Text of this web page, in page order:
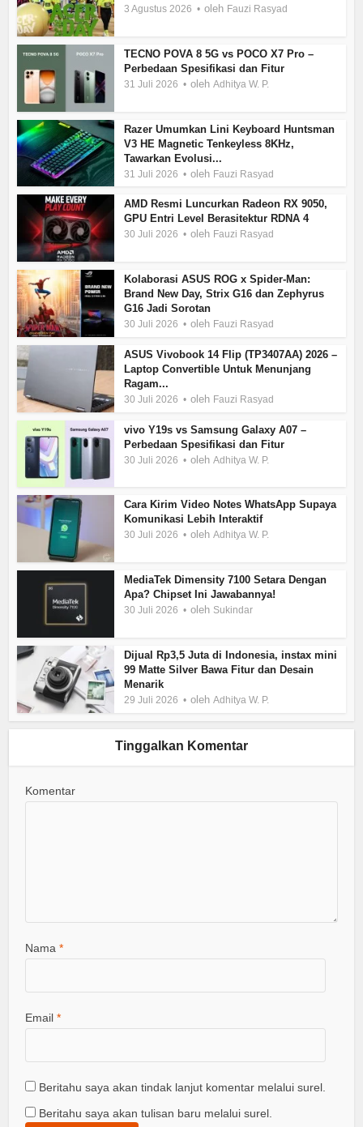
3 Agustus 2026 oleh Fauzi Rasyad
TECNO POVA 8 5G vs POCO X7 Pro –
Perbedaan Spesifikasi dan Fitur
31 Juli 2026 olehAdhitya W. P.
Razer Umumkan Lini Keyboard Huntsman
V3 HE Magnetic Tenkeyless 8KHz,
Tawarkan Evolusi...
31 Juli 2026 oleh Fauzi Rasyad
AMD Resmi Luncurkan Radeon RX 9050,
GPU Entri Level Berasitektur RDNA 4
30 Juli 2026 oleh Fauzi Rasyad
Kolaborasi ASUS ROG x Spider-Man:
Brand New Day, Strix G16 dan Zephyrus
G16 Jadi Sorotan
30 Juli 2026 oleh Fauzi Rasyad
ASUS Vivobook 14 Flip (TP3407AA) 2026 –
Laptop Convertible Untuk Menunjang
Ragam...
30 Juli 2026 oleh Fauzi Rasyad
vivo Y19s vs Samsung Galaxy A07 –
Perbedaan Spesifikasi dan Fitur
30 Juli 2026 olehAdhitya W. P.
Cara Kirim Video Notes WhatsApp Supaya
Komunikasi Lebih Interaktif
30 Juli 2026 olehAdhitya W. P.
MediaTek Dimensity 7100 Setara Dengan
Apa? Chipset Ini Jawabannya!
30 Juli 2026 oleh Sukindar
Dijual Rp3,5 Juta di Indonesia, instax mini
99 Matte Silver Bawa Fitur dan Desain
Menarik
29 Juli 2026 olehAdhitya W. P.
Tinggalkan Komentar
Komentar
Nama*
Email*
Beritahu saya akan tindak lanjut komentar melalui surel.
Beritahu saya akan tulisan baru melalui surel.